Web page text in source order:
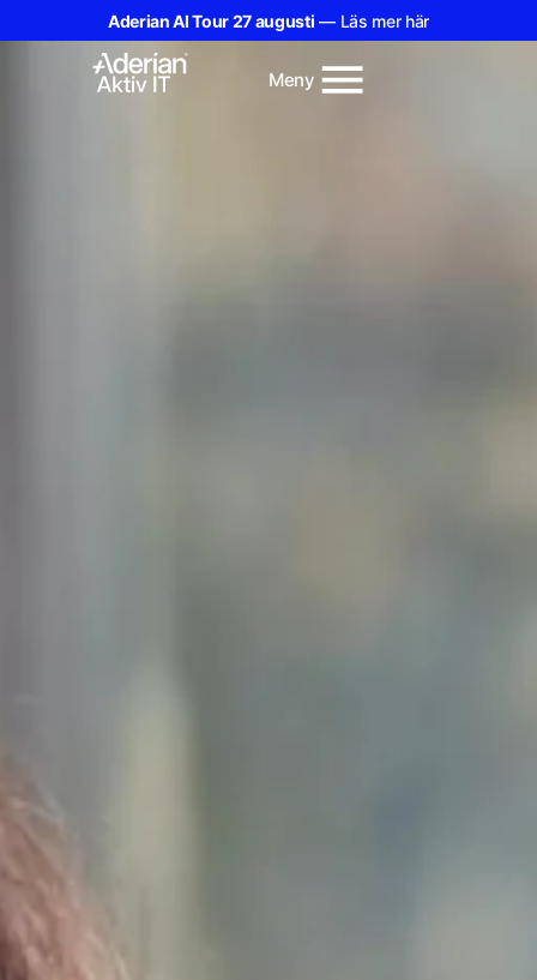
Aderian AI Tour 27 augusti — Läs mer här
Meny